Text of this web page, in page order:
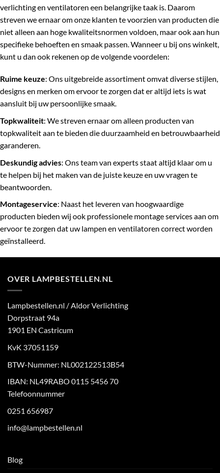
verlichting en ventilatoren een belangrijke taak is. Daarom
streven we ernaar om onze klanten te voorzien van producten die
niet alleen aan hoge kwaliteitsnormen voldoen, maar ook aan hun
specifieke behoeften en smaak passen. Wanneer u bij ons winkelt,
kunt u dan ook rekenen op de volgende voordelen:
Ruime keuze: Ons uitgebreide assortiment omvat diverse stijlen,
designs en merken om ervoor te zorgen dat er altijd iets is wat
aansluit bij uw persoonlijke smaak.
Topkwaliteit: We streven ernaar om alleen producten van
topkwaliteit aan te bieden die duurzaamheid en betrouwbaarheid
garanderen.
Deskundig advies: Ons team van experts staat altijd klaar om u
te helpen bij het maken van de juiste keuze en uw vragen te
beantwoorden.
Montageservice: Naast het leveren van hoogwaardige
producten bieden wij ook professionele montage services aan om
ervoor te zorgen dat uw lampen en ventilatoren correct worden
geïnstalleerd.
OVER LAMPBESTELLEN.NL
Lampbestellen.nl / Aldor Verlichting
Dorpstraat 94a
1901 EN Castricum
KvK 37051159
BTW-Nummer: NL002122513B54
IBAN: NL49RABO 0115 5456 70
Telefoonnummer
0251 656987
info@lampbestellen.nl
Blog